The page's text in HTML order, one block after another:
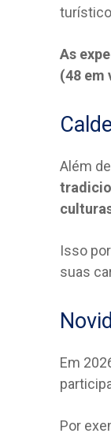
As
(48 em
Além
Isso
suas
Em
Por